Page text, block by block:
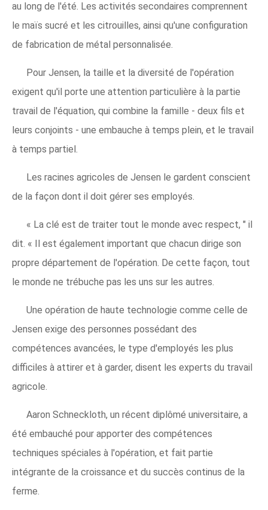
au long de l'été. Les activités secondaires comprennent
le maïs sucré et les citrouilles, ainsi qu'une configuration
de fabrication de métal personnalisée.
Pour Jensen, la taille et la diversité de l'opération
exigent qu'il porte une attention particulière à la partie
travail de l'équation, qui combine la famille - deux fils et
leurs conjoints - une embauche à temps plein, et le travail
à temps partiel.
Les racines agricoles de Jensen le gardent conscient
de la façon dont il doit gérer ses employés.
« La clé est de traiter tout le monde avec respect, " il
dit. « Il est également important que chacun dirige son
propre département de l'opération. De cette façon, tout
le monde ne trébuche pas les uns sur les autres.
Une opération de haute technologie comme celle de
Jensen exige des personnes possédant des
compétences avancées, le type d'employés les plus
difficiles à attirer et à garder, disent les experts du travail
agricole.
Aaron Schneckloth, un récent diplômé universitaire, a
été embauché pour apporter des compétences
techniques spéciales à l'opération, et fait partie
intégrante de la croissance et du succès continus de la
ferme.